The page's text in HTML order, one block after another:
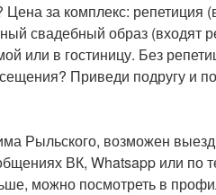
за комплекс: репетиция
свадебный образ (входят
или в гостиницу. Без
Приведи подругу и
Рыльского, возможен выезд
ВК, Whatsapp или
можно посмотреть в